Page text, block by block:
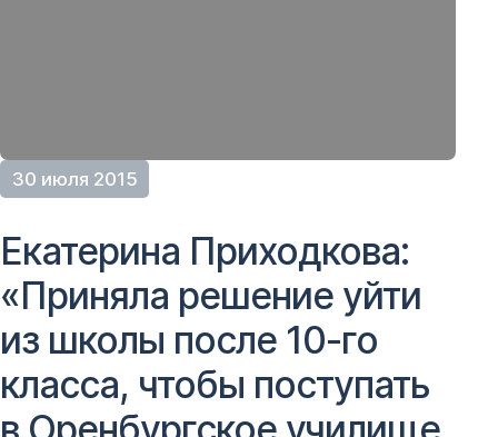
30 июля 2015
Екатерина Приходкова:
«Приняла решение уйти
из школы после 10-го
класса, чтобы поступать